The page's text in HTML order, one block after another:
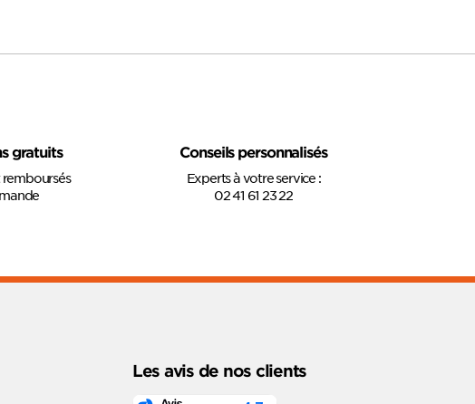
gratuits Conseils personnalisés
Experts à votre service :
02 41 61 23 22
Les avis de nos clients